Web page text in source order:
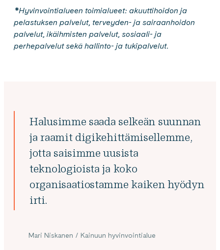
*Hyvinvointialueen toimialueet: akuuttihoidon ja
pelastuksen palvelut, terveyden- ja sairaanhoidon
palvelut, ikäihmisten palvelut, sosiaali- ja
perhepalvelut sekä hallinto- ja tukipalvelut.
Halusimme saada selkeän suunnan
ja raamit digikehittämisellemme,
jotta saisimme uusista
teknologioista ja koko
organisaatiostamme kaiken hyödyn
irti.
Mari Niskanen / Kainuun hyvinvointialue